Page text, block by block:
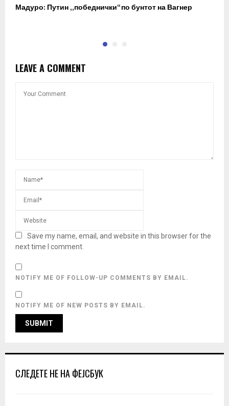
Мадуро: Путин „победнички“ по бунтот на Вагнер
LEAVE A COMMENT
Save my name, email, and website in this browser for the
next time I comment.
NOTIFY ME OF FOLLOW-UP COMMENTS BY EMAIL.
NOTIFY ME OF NEW POSTS BY EMAIL.
СЛЕДЕТЕ НЕ НА ФЕЈСБУК